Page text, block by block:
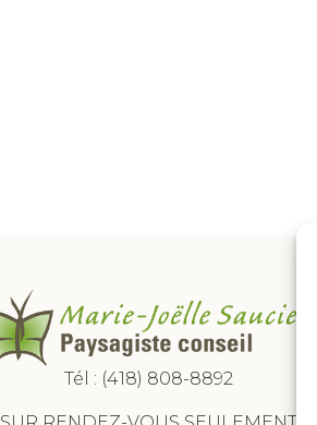
Tél : (418) 808-8892